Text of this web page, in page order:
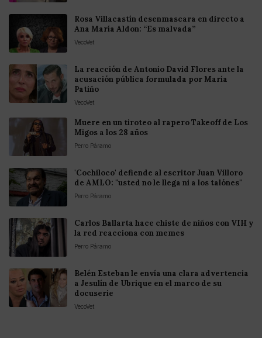
Rosa Villacastín desenmascara en directo a
Ana María Aldon: “Es malvada”
VecoVet
La reacción de Antonio David Flores ante la
acusación pública formulada por María
Patiño
VecoVet
Muere en un tiroteo al rapero Takeoff de Los
Migos a los 28 años
Perro Páramo
'Cochiloco' defiende al escritor Juan Villoro
de AMLO: "usted no le llega ni a los talónes"
Perro Páramo
Carlos Ballarta hace chiste de niños con VIH y
la red reacciona con memes
Perro Páramo
Belén Esteban le envía una clara advertencia
a Jesulín de Ubrique en el marco de su
docuserie
VecoVet